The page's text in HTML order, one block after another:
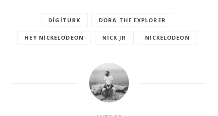
DIGITURK DORA THE EXPLORER
HEY NICKELODEON NICK JR NICKELODEON